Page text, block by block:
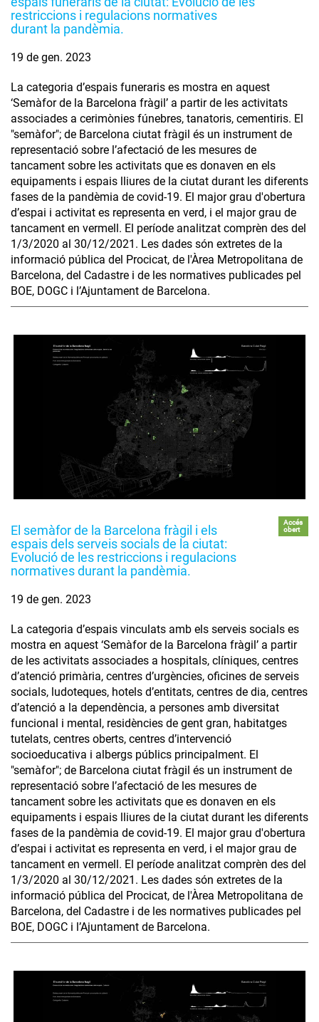
restriccions i regulacions normatives
durant la pandèmia.
19 de gen. 2023
La categoria d’espais funeraris es mostra en aquest
‘Semàfor de la Barcelona fràgil’ a partir de les activitats
associades a cerimònies fúnebres, tanatoris, cementiris. El
"semàfor"; de Barcelona ciutat fràgil és un instrument de
representació sobre l’afectació de les mesures de
tancament sobre les activitats que es donaven en els
equipaments i espais lliures de la ciutat durant les diferents
fases de la pandèmia de covid-19. El major grau d'obertura
d’espai i activitat es representa en verd, i el major grau de
tancament en vermell. El període analitzat comprèn des del
1/3/2020 al 30/12/2021. Les dades són extretes de la
informació pública del Procicat, de l'Àrea Metropolitana de
Barcelona, del Cadastre i de les normatives publicades pel
BOE, DOGC i l’Ajuntament de Barcelona.
El semàfor de la Barcelona fràgil i els
espais dels serveis socials de la ciutat:
Evolució de les restriccions i regulacions
normatives durant la pandèmia.
Accés
obert
19 de gen. 2023
La categoria d’espais vinculats amb els serveis socials es
mostra en aquest ‘Semàfor de la Barcelona fràgil’ a partir
de les activitats associades a hospitals, clíniques, centres
d’atenció primària, centres d’urgències, oficines de serveis
socials, ludoteques, hotels d’entitats, centres de dia, centres
d’atenció a la dependència, a persones amb diversitat
funcional i mental, residències de gent gran, habitatges
tutelats, centres oberts, centres d’intervenció
socioeducativa i albergs públics principalment. El
"semàfor"; de Barcelona ciutat fràgil és un instrument de
representació sobre l’afectació de les mesures de
tancament sobre les activitats que es donaven en els
equipaments i espais lliures de la ciutat durant les diferents
fases de la pandèmia de covid-19. El major grau d'obertura
d’espai i activitat es representa en verd, i el major grau de
tancament en vermell. El període analitzat comprèn des del
1/3/2020 al 30/12/2021. Les dades són extretes de la
informació pública del Procicat, de l'Àrea Metropolitana de
Barcelona, del Cadastre i de les normatives publicades pel
BOE, DOGC i l’Ajuntament de Barcelona.